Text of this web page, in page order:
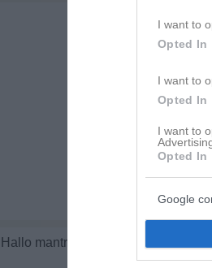
I want to
Opted In
I want to
Opted In
I want to
Opted In
Google